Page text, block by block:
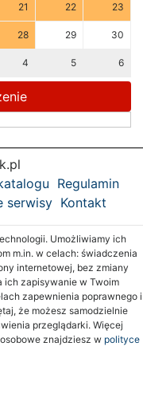
21 22 23
28 29 30
4 5 6
Regulamin
serwisy Kontakt
Umożliwiamy ich
m.in. w celach: świadczenia
internetowej, bez zmiany
ich zapisywanie w Twoim
zapewnienia poprawnego i
że możesz samodzielnie
przeglądarki. Więcej
znajdziesz w polityce